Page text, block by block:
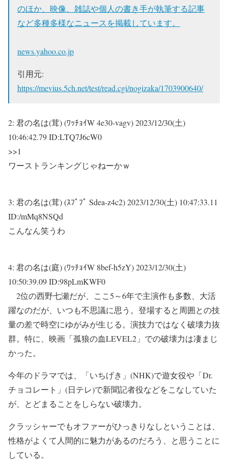
のほか、映像、雑誌や個人の書き手が執筆する記事
など多種多様なニュースを掲載しています。
news.yahoo.co.jp
引用元:
https://mevius.5ch.net/test/read.cgi/nogizaka/1703900640/
2: 君の名は(茸) (ﾜｯﾁｮｲW 4e30-vagv)2023/12/30(土)
10:46:42.79 ID:LTQ7J6cW0
>>1
ワーストランキングじゃねーかｗ
3: 君の名は(茸) (ｽﾌﾟﾌﾟ Sdea-z4c2)2023/12/30(土) 10:47:33.11
ID:/mMq8NSQd
こんなん笑うわ
4: 君の名は(庭) (ﾜｯﾁｮｲW 8bef-h5zY)2023/12/30(土)
10:50:39.09 ID:98pLmKWF0
2位の西野七瀬だが、ここ5～6年で主演作も多数、大活
躍なのだが、いつも不思議に思う。登場すると周囲との技
量の差で時空にゆがみが生じる。演技力ではなく破壊力抜
群。特に、映画「孤狼の血LEVEL2」での破壊力は凄まじ
かった。
今年のドラマでは、「いちげき」(NHK)で遊女役や「Dr.
チョコレート」(日テレ)で新聞記者役などをこなしていた
が、とどまることをしらない破壊力。
クラッシャーでもオファーがひっきりなしということは、
性格がよくて人間的に魅力があるのだろう、と思うことに
している。